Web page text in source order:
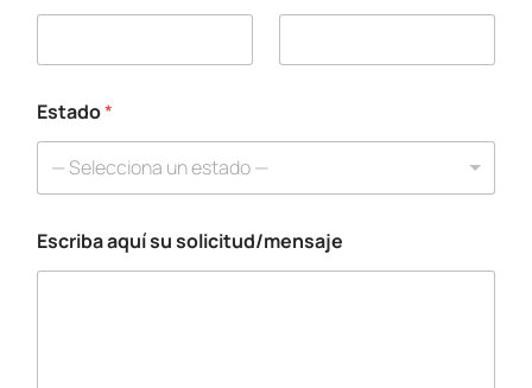
Estado*
— Selecciona un estado —
Escriba aquí su solicitud/mensaje